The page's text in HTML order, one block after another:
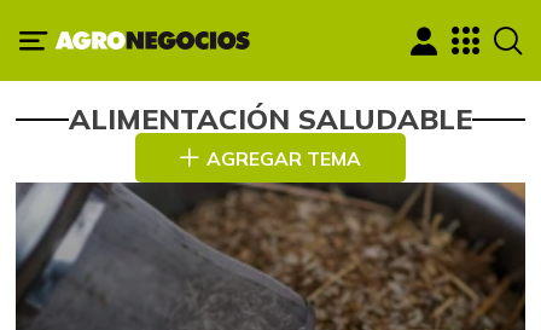
ALIMENTACIÓN SALUDABLE
AGREGAR TEMA